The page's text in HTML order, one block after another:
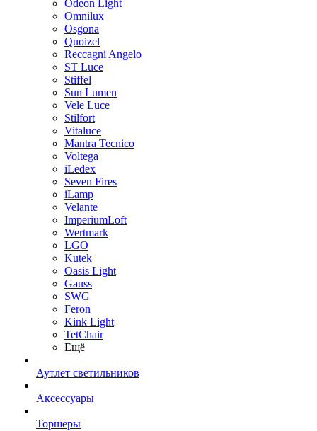
Odeon Light
Omnilux
Osgona
Quoizel
Reccagni Angelo
ST Luce
Stiffel
Sun Lumen
Vele Luce
Stilfort
Vitaluce
Mantra Tecnico
Voltega
iLedex
Seven Fires
iLamp
Velante
ImperiumLoft
Wertmark
LGO
Kutek
Oasis Light
Gauss
SWG
Feron
Kink Light
TetСhair
Ещё
Аутлет светильников
Аксессуары
Торшеры